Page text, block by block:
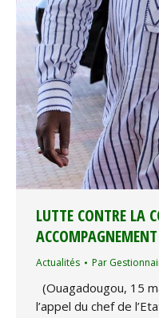
LUTTE CONTRE LA
Actualités Par
(Ouagadougou, 15
l’appel du chef de